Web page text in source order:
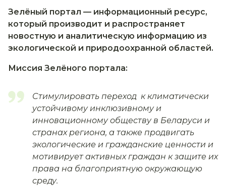
Зелёный портал — информационный ресурс,
который производит и распространяет
новостную и аналитическую информацию из
экологической и природоохранной областей.
Миссия Зелёного портала:
Cтимулировать переход к климатически
устойчивому инклюзивному и
инновационному обществу в Беларуси и
странах региона, а также продвигать
экологические и гражданские ценности и
мотивирует активных граждан к защите их
права на благоприятную окружающую
среду.